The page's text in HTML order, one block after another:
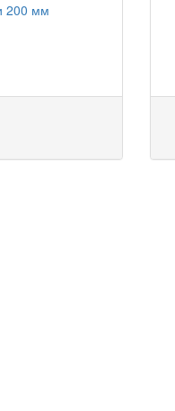
200 мм